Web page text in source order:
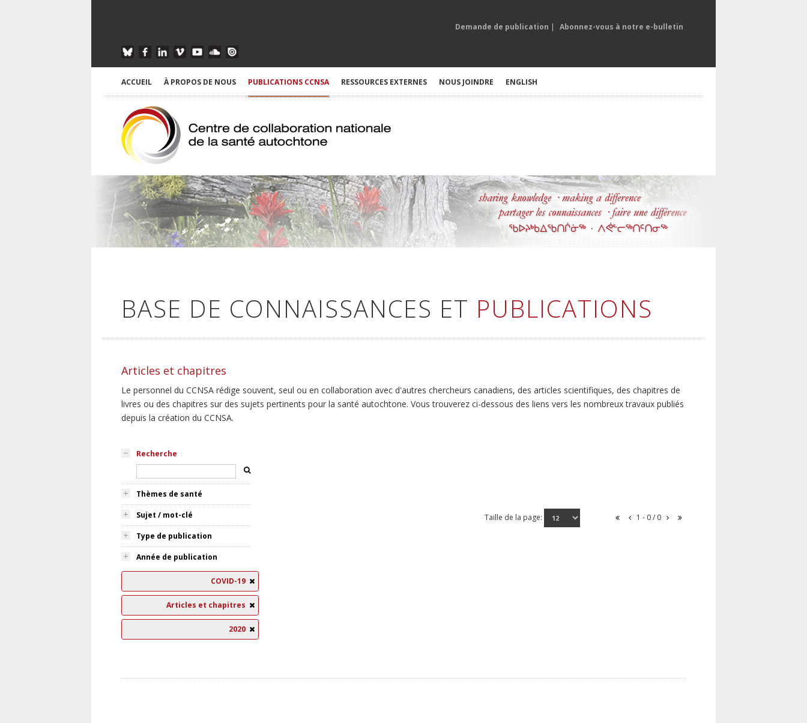
Demande de publication | Abonnez-vous à notre e-bulletin
ACCUEIL À PROPOS DE NOUS PUBLICATIONS CCNSA RESSOURCES EXTERNES NOUS JOINDRE ENGLISH
BASE DE CONNAISSANCES ET PUBLICATIONS
Articles et chapitres
Le personnel du CCNSA rédige souvent, seul ou en collaboration avec d'autres chercheurs canadiens, des articles scientifiques, des chapitres de
livres ou des chapitres sur des sujets pertinents pour la santé autochtone. Vous trouverez ci-dessous des liens vers les nombreux travaux publiés
depuis la création du CCNSA.
Recherche
Thèmes de santé
Sujet / mot-clé
Type de publication
Année de publication
COVID-19
Articles et chapitres
2020
Taille de la page: 1 - 0 / 0